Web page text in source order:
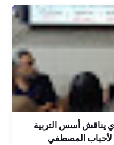
يناقش أسس التربية
لأحباب المصطفي